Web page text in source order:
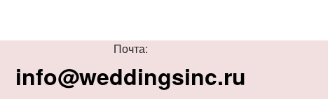
Почта:
info@weddingsinc.ru